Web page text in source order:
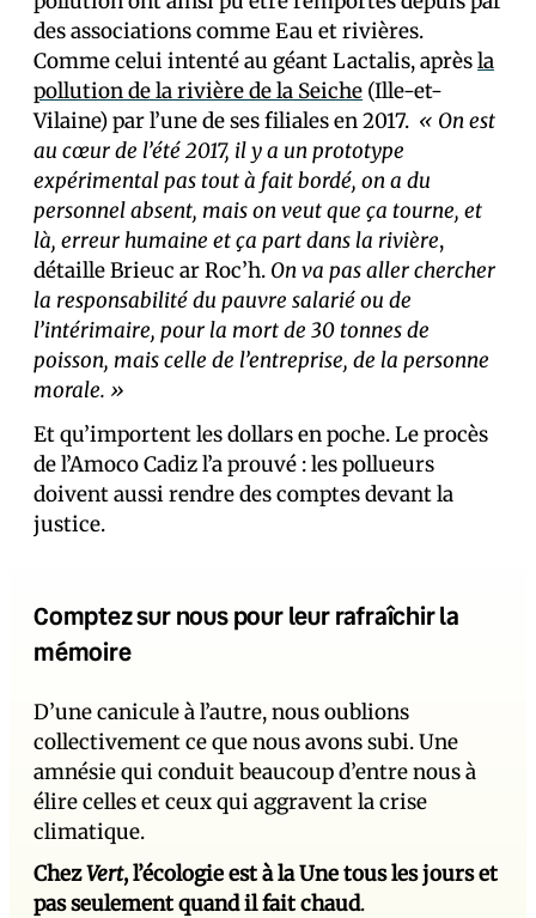
des associations comme Eau et rivières.
Comme celui intenté au géant Lactalis, aprèsla
pollution de la rivière de la Seiche (Ille-et-
Vilaine) par l’une de ses filiales en 2017. « On est
au cœur de l’été 2017, il y a un prototype
expérimental pas tout à fait bordé, on a du
personnel absent, mais on veut que ça tourne, et
là, erreur humaine et ça part dans la rivière,
détaille Brieuc ar Roc’h. On va pas aller chercher
la responsabilité du pauvre salarié ou de
l’intérimaire, pour la mort de 30 tonnes de
poisson, mais celle de l’entreprise, de la personne
morale. »
Et qu’importent les dollars en poche. Le procès
de l’Amoco Cadiz l’a prouvé : les pollueurs
doivent aussi rendre des comptes devant la
justice.
Comptez sur nous pour leur rafraîchir la
mémoire
D’une canicule à l’autre, nous oublions
collectivement ce que nous avons subi. Une
amnésie qui conduit beaucoup d’entre nous à
élire celles et ceux qui aggravent la crise
climatique.
ChezVert, l’écologie est à la Une tous les jours et
pas seulement quand il fait chaud.